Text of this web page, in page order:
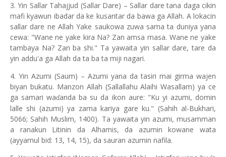
3. Yin Sallar Tahajjud (Sallar Dare) – Sallar dare tana daga cikin
mafi kyawun ibadar da ke kusantar da bawa ga Allah. A lokacin
sallar dare ne Allah Yake saukowa zuwa sama ta duniya yana
cewa: "Wane ne yake kira Na? Zan amsa masa. Wane ne yake
tambaya Na? Zan ba shi." Ta yawaita yin sallar dare, tare da
yin addu'a ga Allah da ta ba ta miji nagari.
4. Yin Azumi (Saum) – Azumi yana da tasiri mai girma wajen
biyan bukatu. Manzon Allah (Sallallahu Alaihi Wasallam) ya ce
ga samari waɗanda ba su da ikon aure: "Ku yi azumi, domin
lalle shi (azumi) ya zama kariya gare ku." (Sahih al-Bukhari,
5066; Sahih Muslim, 1400). Ta yawaita yin azumi, musamman
a ranakun Litinin da Alhamis, da azumin kowane wata
(ayyamul bid: 13, 14, 15), da sauran azumin nafila.